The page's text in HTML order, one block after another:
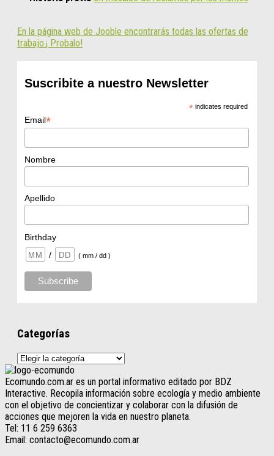
En la página web de Jooble encontrarás todas las ofertas de
trabajo.¡ Probalo!
Suscribite a nuestro Newsletter
*indicates required
Email*
Nombre
Apellido
Birthday
/
( mm / dd )
Categorías
Categorías
Ecomundo.com.ar es un portal informativo editado por BDZ
Interactive. Recopila información sobre ecología y medio ambiente
con el objetivo de concientizar y colaborar con la difusión de
acciones que mejoren la vida en nuestro planeta.
Tel: 11 6 259 6363
Email: contacto@ecomundo.com.ar